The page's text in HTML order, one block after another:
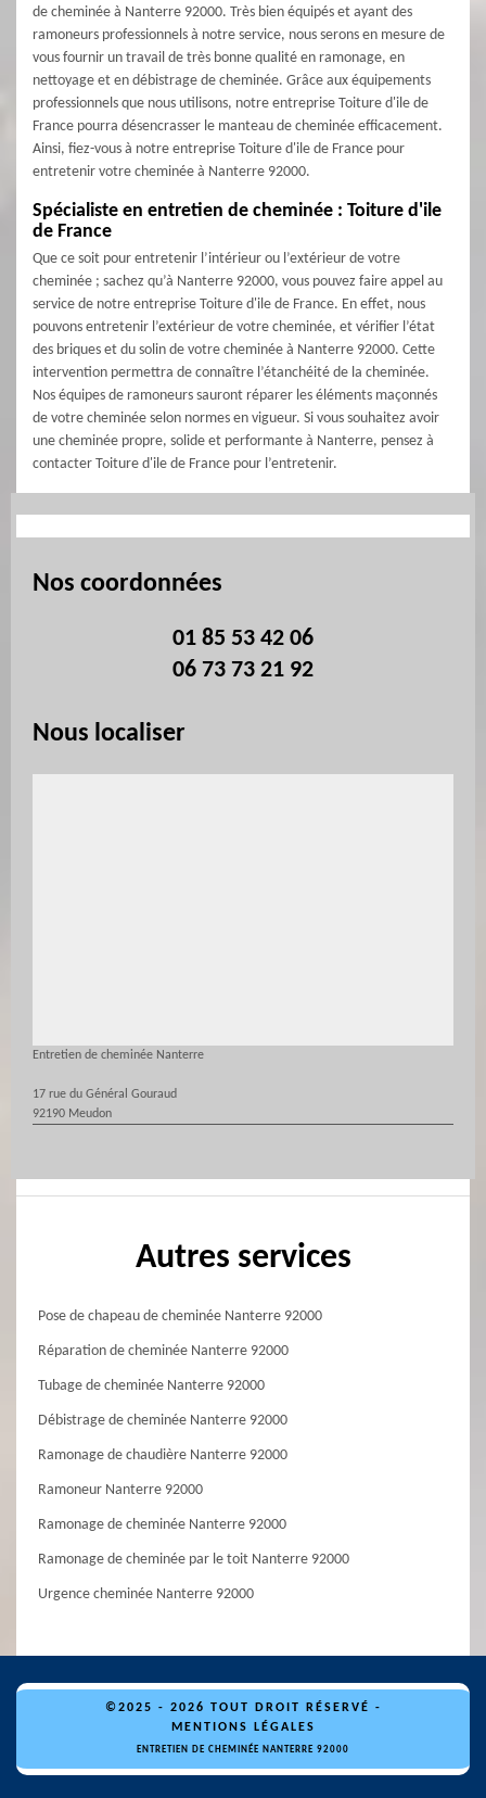
de cheminée à Nanterre 92000. Très bien équipés et ayant des
ramoneurs professionnels à notre service, nous serons en mesure de
vous fournir un travail de très bonne qualité en ramonage, en
nettoyage et en débistrage de cheminée. Grâce aux équipements
professionnels que nous utilisons, notre entreprise Toiture d'ile de
France pourra désencrasser le manteau de cheminée efficacement.
Ainsi, fiez-vous à notre entreprise Toiture d'ile de France pour
entretenir votre cheminée à Nanterre 92000.
Spécialiste en entretien de cheminée : Toiture d'ile
de France
Que ce soit pour entretenir l’intérieur ou l’extérieur de votre
cheminée ; sachez qu’à Nanterre 92000, vous pouvez faire appel au
service de notre entreprise Toiture d'ile de France. En effet, nous
pouvons entretenir l’extérieur de votre cheminée, et vérifier l’état
des briques et du solin de votre cheminée à Nanterre 92000. Cette
intervention permettra de connaître l’étanchéité de la cheminée.
Nos équipes de ramoneurs sauront réparer les éléments maçonnés
de votre cheminée selon normes en vigueur. Si vous souhaitez avoir
une cheminée propre, solide et performante à Nanterre, pensez à
contacter Toiture d'ile de France pour l’entretenir.
Nos coordonnées
01 85 53 42 06
06 73 73 21 92
Nous localiser
Entretien de cheminée Nanterre
17 rue du Général Gouraud
92190 Meudon
Autres services
Pose de chapeau de cheminée Nanterre 92000
Réparation de cheminée Nanterre 92000
Tubage de cheminée Nanterre 92000
Débistrage de cheminée Nanterre 92000
Ramonage de chaudière Nanterre 92000
Ramoneur Nanterre 92000
Ramonage de cheminée Nanterre 92000
Ramonage de cheminée par le toit Nanterre 92000
Urgence cheminée Nanterre 92000
©2025 - 2026 TOUT DROIT RÉSERVÉ -
MENTIONS LÉGALES
ENTRETIEN DE CHEMINÉE NANTERRE 92000